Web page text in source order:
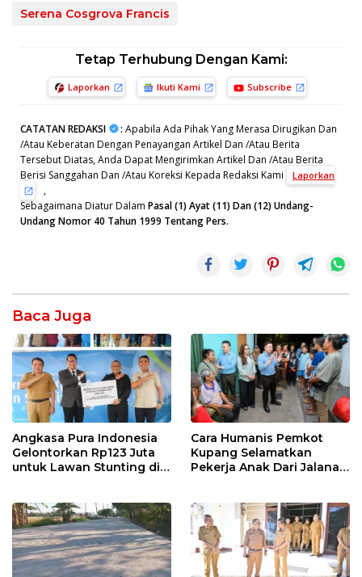
Serena Cosgrova Francis
Tetap Terhubung Dengan Kami:
Laporkan Ikuti Kami Subscribe
CATATAN REDAKSI : Apabila Ada Pihak Yang Merasa Dirugikan Dan
/Atau Keberatan Dengan Penayangan Artikel Dan /Atau Berita
Tersebut Diatas, Anda Dapat Mengirimkan Artikel Dan /Atau Berita
Berisi Sanggahan Dan /Atau Koreksi Kepada Redaksi Kami
Laporkan
,
Sebagaimana Diatur Dalam Pasal (1) Ayat (11) Dan (12) Undang-
Undang Nomor 40 Tahun 1999 Tentang Pers.
Baca Juga
Angkasa Pura Indonesia
Gelontorkan Rp123 Juta
untuk Lawan Stunting di
Cara Humanis Pemkot
Kupang Selamatkan
Pekerja Anak Dari Jalanan